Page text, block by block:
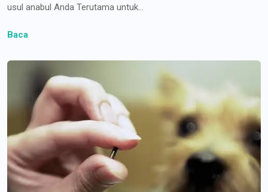
usul anabul Anda Terutama untuk...
Baca